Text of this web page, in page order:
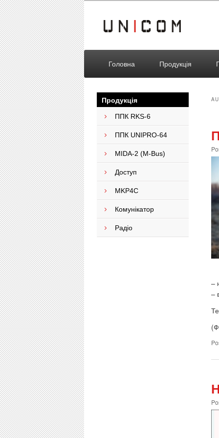
Головна Продукція
–
–
Продукція
ППК RKS-6
ППК UNIPRO-64
MIDA-2 (M-Bus)
Доступ
MKP4C
Комунікатор
Радіо